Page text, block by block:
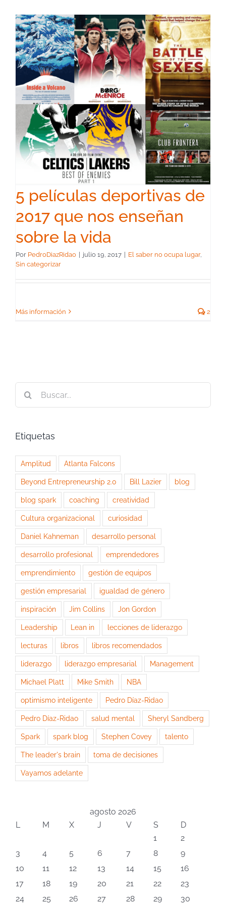
5 películas deportivas de
2017 que nos enseñan
sobre la vida
Por PedroDiazRidao julio 19, 2017 El saber no ocupa lugar,
Sin categorizar
Más información 2
Etiquetas
Amplitud Atlanta Falcons
Beyond Entrepreneurship 2.0 Bill Lazier blog
blog spark coaching creatividad
Cultura organizacional curiosidad
Daniel Kahneman desarrollo personal
desarrollo profesional emprendedores
emprendimiento gestión de equipos
gestión empresarial igualdad de género
inspiración Jim Collins Jon Gordon
Leadership Lean in lecciones de liderazgo
lecturas libros libros recomendados
liderazgo liderazgo empresarial Management
Michael Platt Mike Smith NBA
optimismo inteligente Pedro Díaz-Ridao
Pedro Díaz-Ridao salud mental Sheryl Sandberg
Spark spark blog Stephen Covey talento
The leader's brain toma de decisiones
Vayamos adelante
agosto 2026
L
M X J V S
D
1
2
3
4 5 6 7 8
9
10
11 12 13 14 15
16
17
18 19 20 21 22
23
24
25 26 27 28 29 30